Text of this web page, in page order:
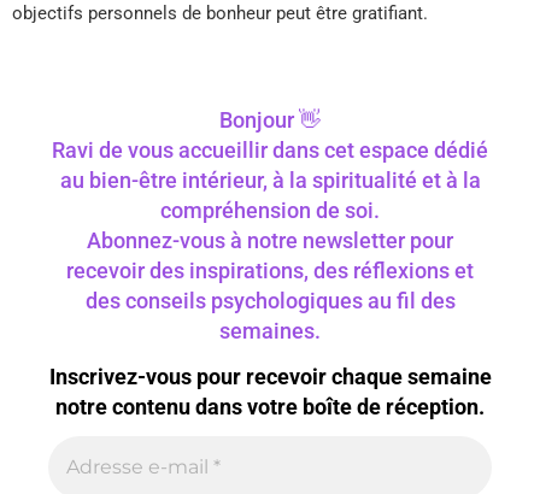
objectifs personnels de bonheur peut être gratifiant.
Bonjour 👋
Ravi de vous accueillir dans cet espace dédié
au bien-être intérieur, à la spiritualité et à la
compréhension de soi.
Abonnez-vous à notre newsletter pour
recevoir des inspirations, des réflexions et
des conseils psychologiques au fil des
semaines.
Inscrivez-vous pour recevoir chaque semaine
notre contenu dans votre boîte de réception.